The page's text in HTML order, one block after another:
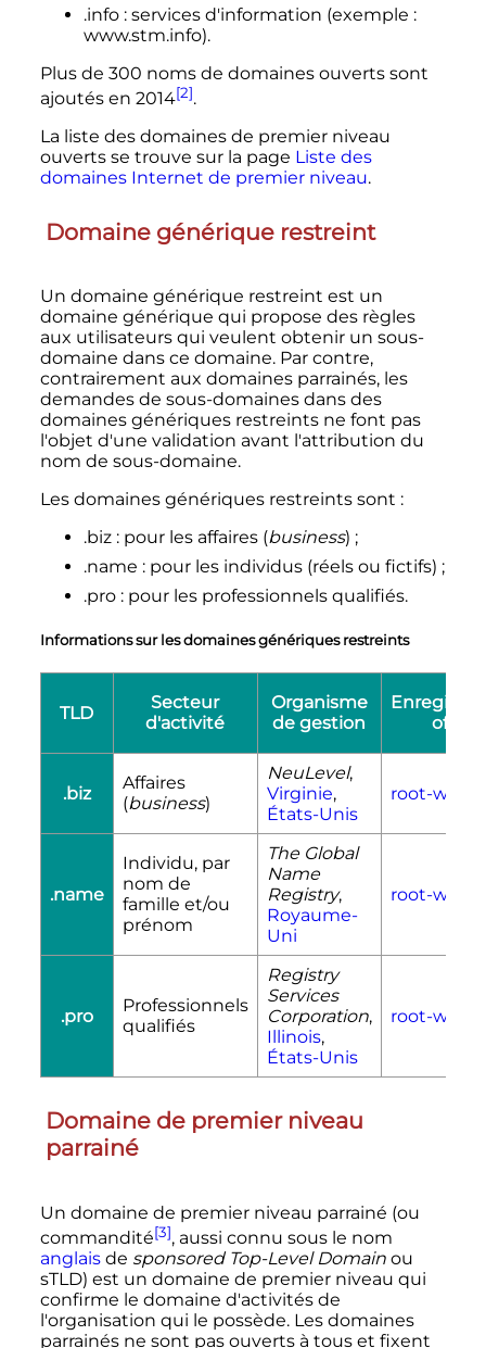
.info : services d'information (exemple :
www.stm.info).
Plus de 300 nomsde domaines ouverts sont
ajoutés en 2014[2].
La liste des domaines de premier niveau
ouverts se trouve sur la page Liste des
domaines Internet de premier niveau.
Domaine générique restreint
Un domaine générique restreint est un
domaine générique qui propose des règles
aux utilisateurs qui veulent obtenir un sous-
domaine dans ce domaine. Par contre,
contrairement aux domaines parrainés, les
demandes de sous-domaines dans des
domaines génériques restreints ne font pas
l'objet d'une validation avant l'attribution du
nom de sous-domaine.
Les domaines génériques restreints sont :
.biz : pour les affaires (business) ;
.name : pour les individus (réels ou fictifs) ;
.pro : pour les professionnels qualifiés.
Informations sur les domaines génériques restreints
TLD
Secteur
d'activité
Organisme
de gestion
.biz
Affaires
(business)
NeuLevel,
Virginie,
États-Unis
root-whois
.name
Individu, par
nom de
famille et/ou
prénom
The Global
Name
Registry,
Royaume-
Uni
root-whois
.pro
Professionnels
qualifiés
Registry
Services
Corporation,
Illinois,
États-Unis
root-whois
Domaine de premier niveau
parrainé
Un domaine de premier niveau parrainé (ou
commandité[3], aussi connu sous le nom
anglaisde sponsored Top-Level Domainou
sTLD) est un domaine de premier niveau qui
confirme le domaine d'activités de
l'organisation qui le possède. Les domaines
parrainés ne sont pas ouverts à tous et fixent